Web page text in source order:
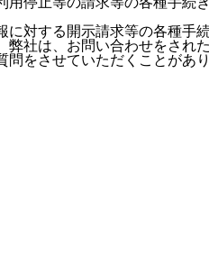
対する開示請求等の各種手
弊社は、お問い合わせをさ
をさせていただくことがあり